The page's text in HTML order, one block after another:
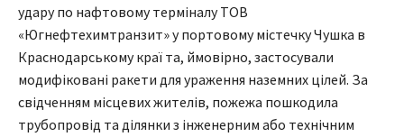
удару по нафтовому терміналу ТОВ
«Югнефтехимтранзит» у портовому містечку Чушка в
Краснодарському краї та, ймовірно, застосували
модифіковані ракети для ураження наземних цілей. За
свідченням місцевих жителів, пожежа пошкодила
трубопровід та ділянки з інженерним або технічним